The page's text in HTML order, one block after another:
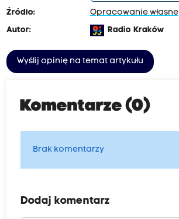
Źródło:
Opracowanie własne
Autor:
Radio Kraków
Wyślij opinię na temat artykułu
Komentarze (0)
Brak komentarzy
Dodaj komentarz